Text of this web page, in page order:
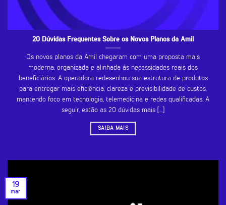
20 Dúvidas Frequentes Sobre os Novos Planos da Amil
Os novos planos da Amil chegaram com uma proposta mais
moderna, organizada e alinhada às necessidades reais dos
beneficiários. A operadora redesenhou sua estrutura de produtos
para entregar mais eficiência, clareza e previsibilidade de custos,
mantendo foco em tecnologia, telemedicina e redes qualificadas. A
seguir, estão as 20 dúvidas mais [...]
SAIBA MAIS
19
mar